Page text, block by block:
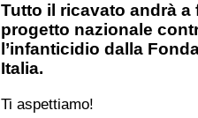
Tutto il ricavato andrà
progetto nazionale
l’infanticidio dalla
Italia.
Ti aspettiamo!